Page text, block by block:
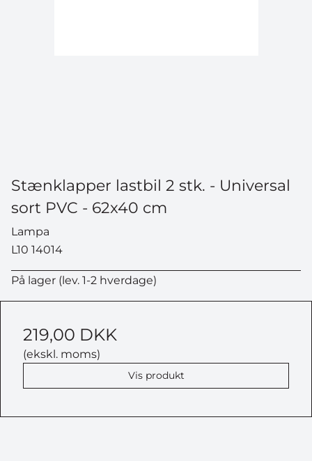
Stænklapper lastbil 2 stk. - Universal
sort PVC - 62x40 cm
Lampa
L10 14014
På lager (lev. 1-2 hverdage)
219,00 DKK
(ekskl. moms)
Vis produkt